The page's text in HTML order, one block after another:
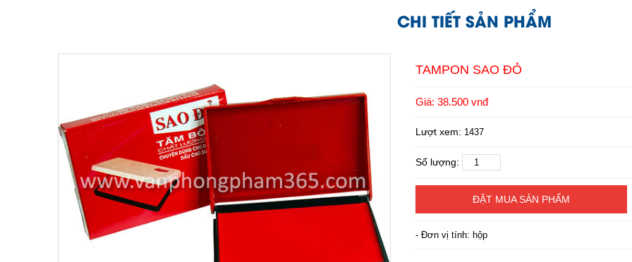
CHI TIẾT SẢN PHẨM
TAMPON SAO ĐỎ
Giá: 38.500 vnđ
Lượt xem: 1437
Số lượng:
ĐẶT MUA SẢN PHẨM
- Đơn vị tính: hộp